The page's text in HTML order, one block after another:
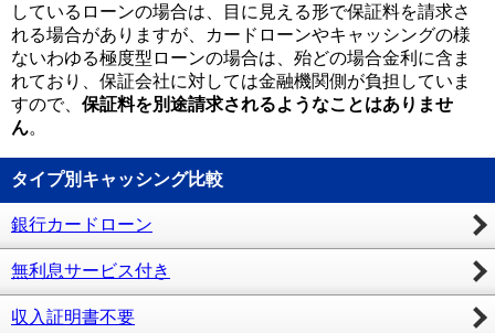
しているローンの場合は、目に見える形で保証料を請求さ
れる場合がありますが、カードローンやキャッシングの様
ないわゆる極度型ローンの場合は、殆どの場合金利に含ま
れており、保証会社に対しては金融機関側が負担していま
すので、 保証料を別途請求されるようなことはありませ
ん。
タイプ別キャッシング比較
銀行カードローン
無利息サービス付き
収入証明書不要